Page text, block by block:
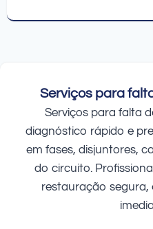
Serviços para
Serviços para falta
diagnóstico rápido e
em fases, disjuntores,
do circuito.
restauração segura,